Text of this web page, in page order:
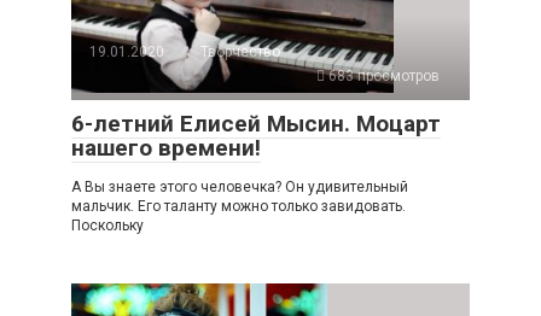
19.01.2020
Творчество
683 просмотров
6-летний Елисей Мысин. Моцарт
нашего времени!
А Вы знаете этого человечка? Он удивительный
мальчик. Его таланту можно только завидовать.
Поскольку